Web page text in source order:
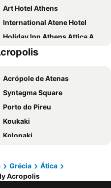
Art Hotel Athens
International Atene Hotel
Holiday Inn Athens Attica Av. Airport West by IHG
Zeus Wyndham Grand Athens
Amalia Hotel Athens
Arion Athens Hotel
Attalos Hotel
Acropolis Hill Hotel
Evita Asty
Titania Hotel
Acropolis Museum Boutique Hotel
Acrópole de Atenas
Syntagma Square
Porto do Pireu
Koukaki
Kolonaki
Lavrio Port
Agios Prokopios
Grécia
Ática
Acropolis